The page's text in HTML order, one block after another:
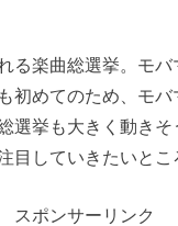
る楽曲総選挙。モバ
初めてのため、モ
選挙も大きく動きそ
目していきたいとこ
スポンサーリンク